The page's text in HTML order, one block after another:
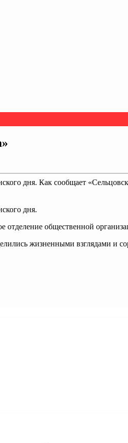
дня. Как сообщает
дня.
отделение общественной
жизненными взглядами и